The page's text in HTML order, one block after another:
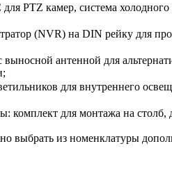
PTZ камер, система холодного
(NVR) на DIN рейку для
антенной для
для внутреннего
комплект для монтажа на
выбрать из номенклатуры